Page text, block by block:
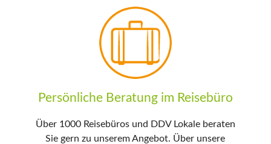
Persönliche Beratung im Reisebüro
Über 1000 Reisebüros und DDV Lokale beraten
Sie gern zu unserem Angebot. Über unsere